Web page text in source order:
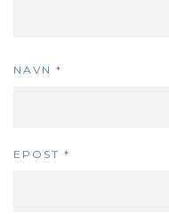
NAVN *
EPOST *